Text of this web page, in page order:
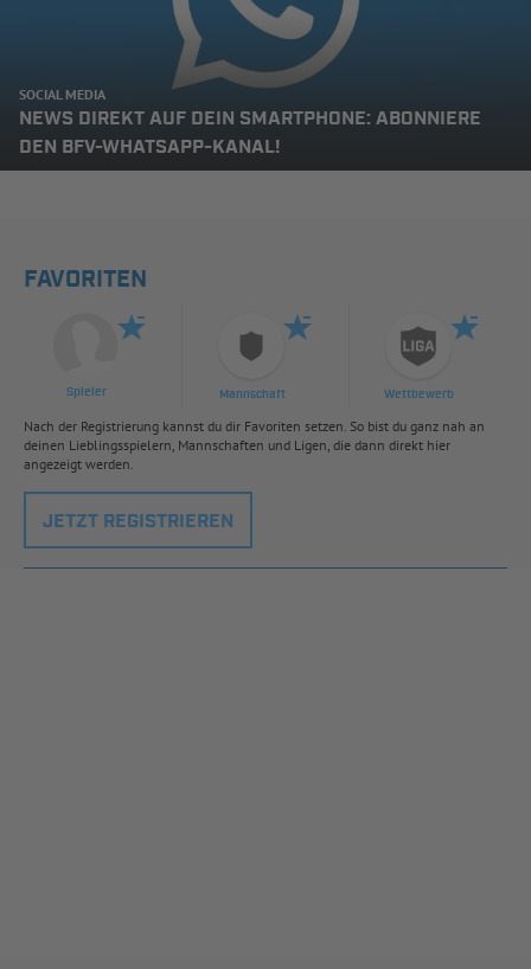
SOCIAL MEDIA
NEWS DIREKT AUF DEIN SMARTPHONE: ABONNIERE
DEN BFV-WHATSAPP-KANAL!
FAVORITEN
Spieler Mannschaft Wettbewerb
Nach der Registrierung kannst du dir Favoriten setzen. So bist du ganz nah an
deinen Lieblingsspielern, Mannschaften und Ligen, die dann direkt hier
angezeigt werden.
JETZT REGISTRIEREN